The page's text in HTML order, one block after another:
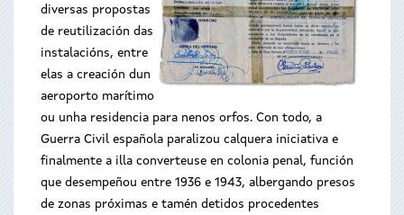
diversas propostas
de reutilización das
instalacións, entre
elas a creación dun
aeroporto marítimo
ou unha residencia para nenos orfos. Con todo, a
Guerra Civil española paralizou calquera iniciativa e
finalmente a illa converteuse en colonia penal, función
que desempeñou entre 1936 e 1943, albergando presos
de zonas próximas e tamén detidos procedentes